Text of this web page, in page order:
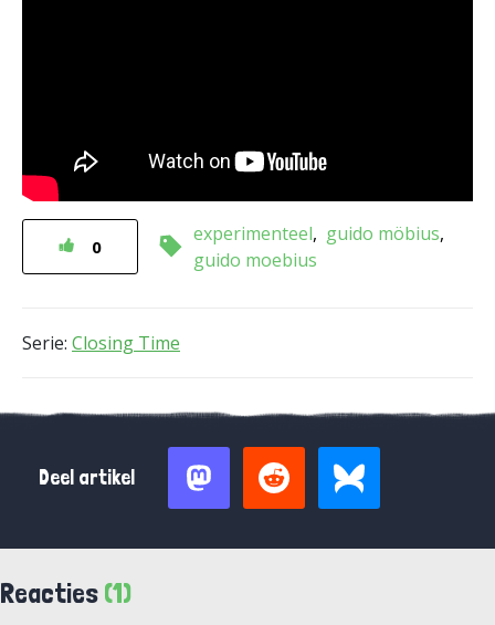
0
experimenteel
guido möbius
guido moebius
Serie: Closing Time
Deel artikel
Reacties (1)